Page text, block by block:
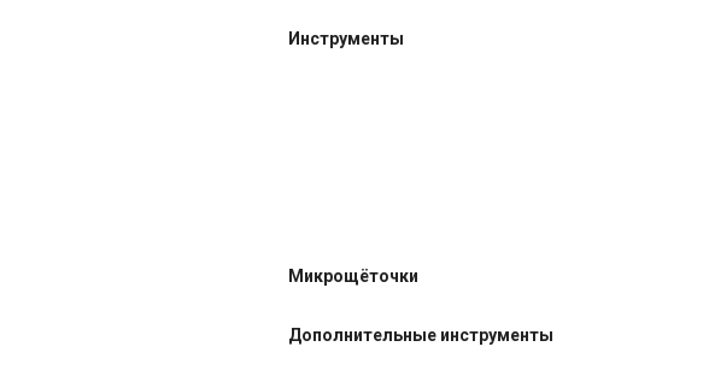
Инструменты
Микрощёточки
Дополнительные инструменты